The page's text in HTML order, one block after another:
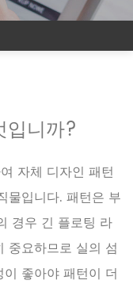
입니까?
자체 디자인 패턴
물입니다. 패턴은 부
경우 긴 플로팅 라
중요하므로 실의 섬
좋아야 패턴이 더